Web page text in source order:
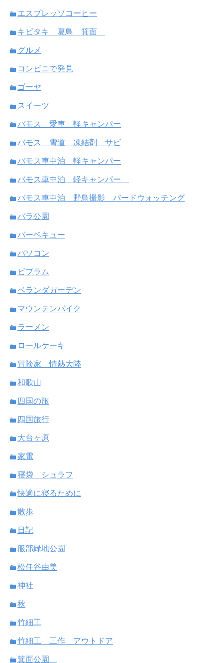
エスプレッソコーヒー
キビタキ 夏鳥 箕面
グルメ
コンビニで発見
ゴーヤ
スイーツ
バモス 愛車 軽キャンパー
バモス 雪道 凍結剤 サビ
バモス車中泊 軽キャンパー
バモス車中泊 軽キャンパー
バモス車中泊 野鳥撮影 バードウォッチング
バラ公園
バーベキュー
パソコン
ビブラム
ベランダガーデン
マウンテンバイク
ラーメン
ロールケーキ
冒険家 情熱大陸
和歌山
四国の旅
四国旅行
大台ヶ原
家電
寝袋 シュラフ
快適に寝るために
散歩
日記
服部緑地公園
松任谷由美
神社
秋
竹細工
竹細工 工作 アウトドア
箕面公園